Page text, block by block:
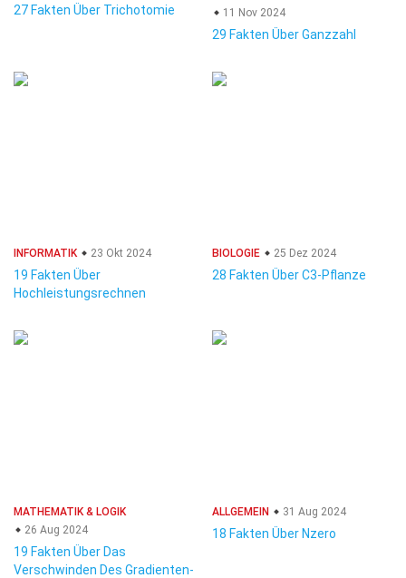
27 Fakten Über Trichotomie
11 Nov 2024
29 Fakten Über Ganzzahl
INFORMATIK 23 Okt 2024
19 Fakten Über
Hochleistungsrechnen
BIOLOGIE 25 Dez 2024
28 Fakten Über C3-Pflanze
MATHEMATIK & LOGIK
26 Aug 2024
19 Fakten Über Das
Verschwinden Des Gradienten-
ALLGEMEIN 31 Aug 2024
18 Fakten Über Nzero